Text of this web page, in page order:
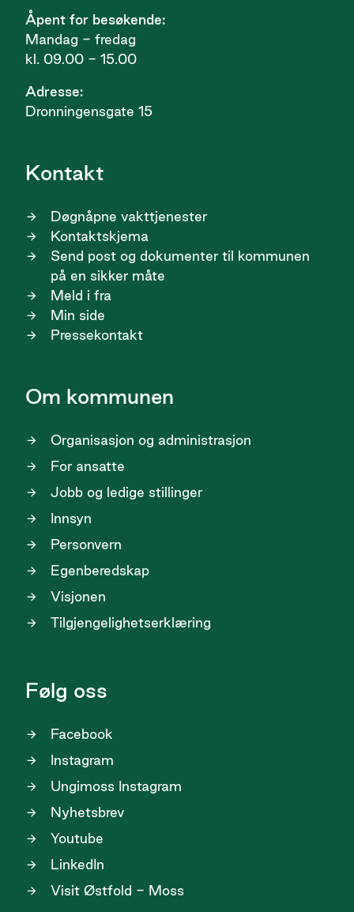
Åpent for besøkende:
Mandag - fredag
kl. 09.00 - 15.00
Adresse:
Dronningensgate 15
Kontakt
Døgnåpne vakttjenester
Kontaktskjema
Send post og dokumenter til kommunen
på en sikker måte
Meld i fra
Min side
Pressekontakt
Om kommunen
Organisasjon og administrasjon
For ansatte
Jobb og ledige stillinger
Innsyn
Personvern
Egenberedskap
Visjonen
Tilgjengelighetserklæring
Følg oss
Facebook
Instagram
Ungimoss Instagram
Nyhetsbrev
Youtube
LinkedIn
Visit Østfold - Moss